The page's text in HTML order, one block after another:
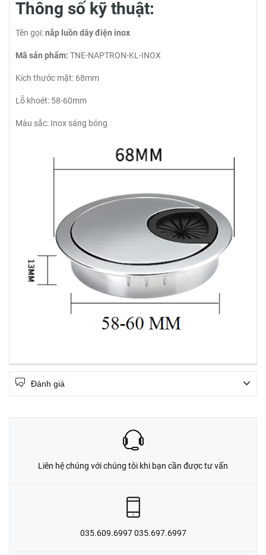
Thông số kỹ thuật:
Tên gọi:nắp luồn dây điện inox
Mã sản phẩm: TNE-NAPTRON-KL-INOX
Kích thước mặt: 68mm
Lỗ khoét: 58-60mm
Màu sắc: Inox sáng bóng
Đánh giá
Liên hệ chúng với chúng tôi khi bạn cần được tư vấn
035.609.6997 035.697.6997